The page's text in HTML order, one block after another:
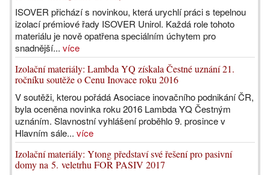
ISOVER přichází s novinkou, která urychlí práci s tepelnou
izolací prémiové řady ISOVER Unirol. Každá role tohoto
materiálu je nově opatřena speciálním úchytem pro
snadnější... více
Izolační materiály: Lambda YQ získala Čestné uznání 21.
ročníku soutěže o Cenu Inovace roku 2016
V soutěži, kterou pořádá Asociace inovačního podnikání ČR,
byla oceněna novinka roku 2016 Lambda YQ Čestným
uznáním. Slavnostní vyhlášení proběhlo 9. prosince v
Hlavním sále... více
Izolační materiály: Ytong představí své řešení pro pasivní
domy na 5. veletrhu FOR PASIV 2017